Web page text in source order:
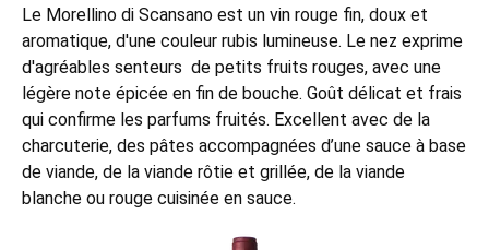
Le Morellino di Scansano est un vin rouge fin, doux et
aromatique, d'une couleur rubis lumineuse. Le nez exprime
d'agréables senteurs de petits fruits rouges, avec une
légère note épicée en fin de bouche. Goût délicat et frais
qui confirme les parfums fruités. Excellent avec de la
charcuterie, des pâtes accompagnées d’une sauce à base
de viande, de la viande rôtie et grillée, de la viande
blanche ou rouge cuisinée en sauce.